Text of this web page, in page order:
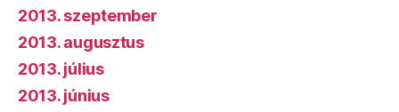
2013. szeptember
2013. augusztus
2013. július
2013. június